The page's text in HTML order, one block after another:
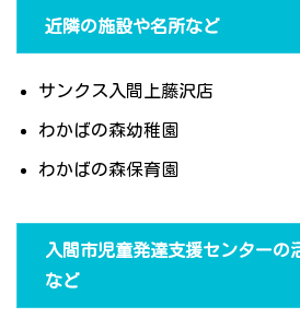
近隣の施設や名所など
サンクス入間上藤沢店
わかばの森幼稚園
わかばの森保育園
入間市児童発達支援センターの
など